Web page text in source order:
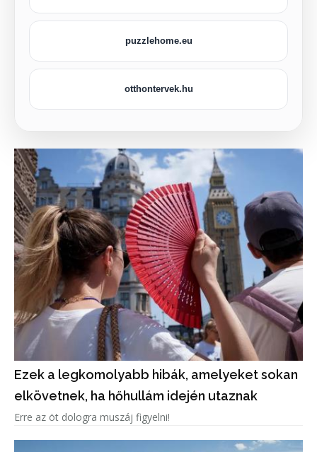
puzzlehome.eu
otthontervek.hu
Ezek a legkomolyabb hibák, amelyeket sokan
elkövetnek, ha hőhullám idején utaznak
Erre az öt dologra muszáj figyelni!